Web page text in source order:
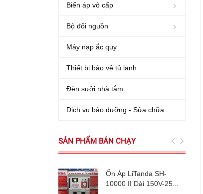
Biến áp vô cấp
Bộ đổi nguồn
Máy nạp ắc quy
Thiết bị bảo vệ tủ lạnh
Đèn sưởi nhà tắm
Dịch vụ bảo dưỡng - Sửa chữa
SẢN PHẨM BÁN CHẠY
Ổn Áp LiTanda SH-
10000 II Dải 150V-25...